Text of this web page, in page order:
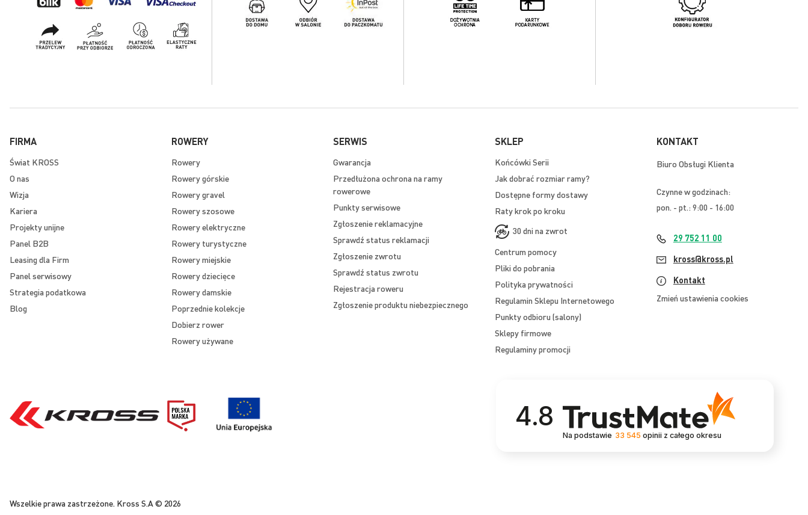
FIRMA
Świat KROSS
O nas
Wizja
Kariera
Projekty unijne
Panel B2B
Leasing dla Firm
Panel serwisowy
Strategia podatkowa
Blog
ROWERY
Rowery
Rowery górskie
Rowery gravel
Rowery szosowe
Rowery elektryczne
Rowery turystyczne
Rowery miejskie
Rowery dziecięce
Rowery damskie
Poprzednie kolekcje
Dobierz rower
Rowery używane
SERWIS
Gwarancja
Przedłużona ochrona na ramy
rowerowe
Punkty serwisowe
Zgłoszenie reklamacyjne
Sprawdź status reklamacji
Zgłoszenie zwrotu
Sprawdź status zwrotu
Rejestracja roweru
Zgłoszenie produktu niebezpiecznego
SKLEP
Końcówki Serii
Jak dobrać rozmiar ramy?
Dostępne formy dostawy
Raty krok po kroku
30 dni na zwrot
Centrum pomocy
Pliki do pobrania
Polityka prywatności
Regulamin Sklepu Internetowego
Punkty odbioru (salony)
Sklepy firmowe
Regulaminy promocji
KONTAKT
Biuro Obsługi Klienta
Czynne w godzinach:
pon. - pt.: 9:00 - 16:00
29 752 11 00
kross@kross.pl
Kontakt
Zmień ustawienia cookies
4.8
Na podstawie 33 545 opinii z całego okresu
Wszelkie prawa zastrzeżone. Kross S.A © 2026